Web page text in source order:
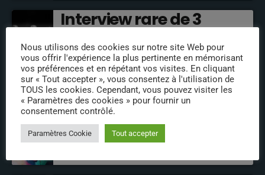
Interview rare de 3
comédiens de doublage
cultes !
EN BREF
Rémi aka Remsmovies
Nous utilisons des cookies sur notre site Web pour
vous offrir l'expérience la plus pertinente en mémorisant
vos préférences et en répétant vos visites. En cliquant
sur « Tout accepter », vous consentez à l'utilisation de
TOUS les cookies. Cependant, vous pouvez visiter les
« Paramètres des cookies » pour fournir un
consentement contrôlé.
Paramètres Cookie Tout accepter